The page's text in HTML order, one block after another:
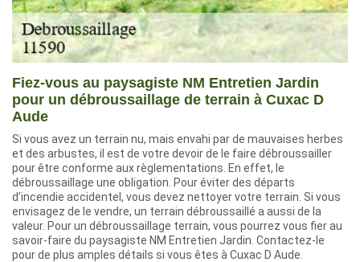
Fiez-vous au paysagiste NM Entretien Jardin
pour un débroussaillage de terrain à Cuxac D
Aude
Si vous avez un terrain nu, mais envahi par de mauvaises herbes
et des arbustes, il est de votre devoir de le faire débroussailler
pour être conforme aux règlementations. En effet, le
débroussaillage une obligation. Pour éviter des départs
d’incendie accidentel, vous devez nettoyer votre terrain. Si vous
envisagez de le vendre, un terrain débroussaillé a aussi de la
valeur. Pour un débroussaillage terrain, vous pourrez vous fier au
savoir-faire du paysagiste NM Entretien Jardin. Contactez-le
pour de plus amples détails si vous êtes à Cuxac D Aude.